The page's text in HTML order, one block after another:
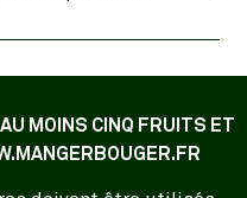
MOINS CINQ FRUITS ET